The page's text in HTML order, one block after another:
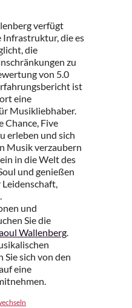
verfügt
Infrastruktur, die es
die
zu
von 5.0
ist
eine
Musikliebhaber.
Chance, Five
erleben und sich
Musik verzaubern
in die Welt des
und genießen
und
Sie die
Wallenberg.
Sie sich von den
eine